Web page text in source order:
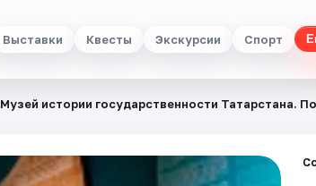
Выставки Квесты Экскурсии Спорт
Музей истории государственности Татарстана.